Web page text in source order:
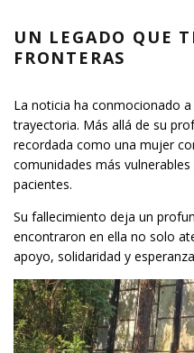
UN LEGADO QUE
FRONTERAS
La noticia ha conmocionado
trayectoria. Más allá de su
recordada como una mujer
comunidades más
pacientes.
Su fallecimiento deja un
encontraron en ella no solo
apoyo, solidaridad y